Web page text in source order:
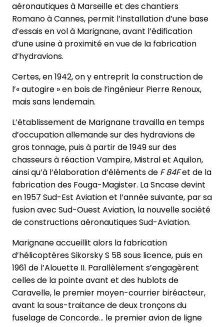
aéronautiques à Marseille et des chantiers
Romano à Cannes, permit l’installation d’une base
d’essais en vol à Marignane, avant l’édification
d’une usine à proximité en vue de la fabrication
d’hydravions.
Certes, en 1942, on y entreprit la construction de
l’« autogire » en bois de l’ingénieur Pierre Renoux,
mais sans lendemain.
L’établissement de Marignane travailla en temps
d’occupation allemande sur des hydravions de
gros tonnage, puis à partir de 1949 sur des
chasseurs à réaction Vampire, Mistral et Aquilon,
ainsi qu’à l’élaboration d’éléments de F 84Fet de la
fabrication des Fouga-Magister. La Sncase devint
en 1957 Sud-Est Aviation et l’année suivante, par sa
fusion avec Sud-Ouest Aviation, la nouvelle société
de constructions aéronautiques Sud-Aviation.
Marignane accueillit alors la fabrication
d’hélicoptères Sikorsky S 58 sous licence, puis en
1961 de l’Alouette II. Parallèlement s’engagèrent
celles de la pointe avant et des hublots de
Caravelle, le premier moyen-courrier biréacteur,
avant la sous-traitance de deux tronçons du
fuselage de Concorde… le premier avion de ligne